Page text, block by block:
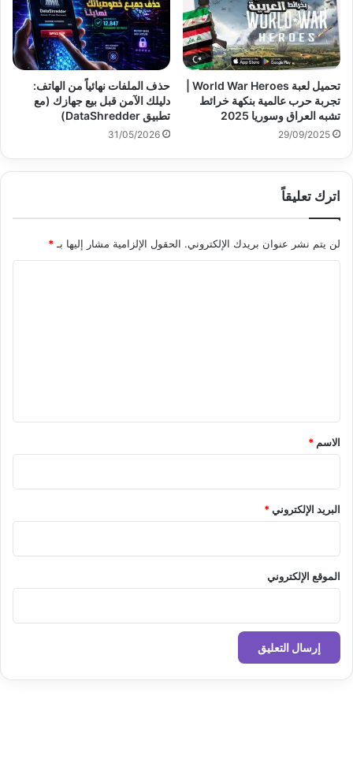
تجربة حرب عالمية بنكهة خرائط
تشبه العراق وسوريا 2025
29/09/2025
حذف الملفات نهائياً من الهاتف:
دليلك الآمن قبل بيع جهازك (مع
تطبيق DataShredder)
31/05/2026
اترك تعليقاً
لن يتم نشر عنوان بريدك الإلكتروني. الحقول الإلزامية مشار إليها بـ *
*
الاسم *
البريد الإلكتروني*
الموقع الإلكتروني